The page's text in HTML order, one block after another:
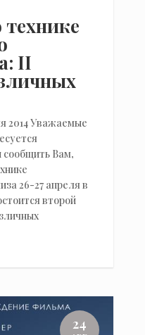
II
2014 Уважаемые
сообщить Вам,
26-27 апреля в
второй
24